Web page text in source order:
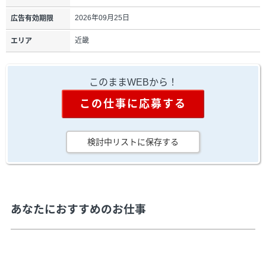
広告有効期限 2026年09月25日
エリア 近畿
このままWEBから！
この仕事に応募する
検討中リストに保存する
あなたにおすすめのお仕事